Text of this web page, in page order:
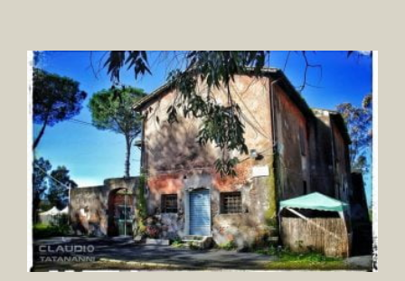
Testa di Lepre, un borgo nel
Comune di Fiumicino, …